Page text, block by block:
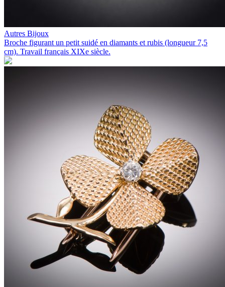
Autres Bijoux
Broche figurant un petit suidé en diamants et rubis (longueur 7,5
cm). Travail français XIXe siècle.